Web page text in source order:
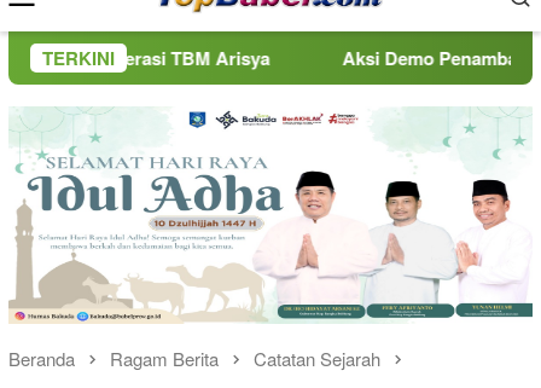
Mobile
TERKINI
TBM Arisya Aksi Demo Penambang Timah di
Beranda Ragam Berita Catatan Sejarah